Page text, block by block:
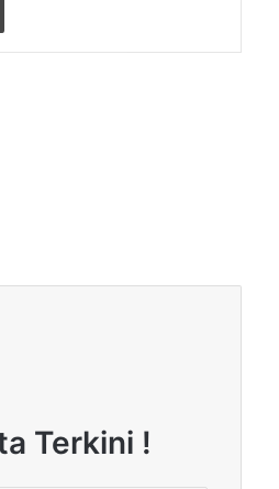
Terkini !